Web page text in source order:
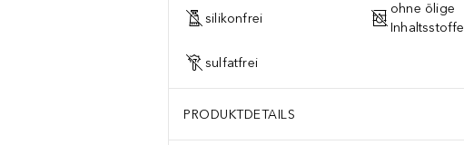
silikonfrei
ohne ölige
Inhaltsstoffe
sulfatfrei
PRODUKTDETAILS